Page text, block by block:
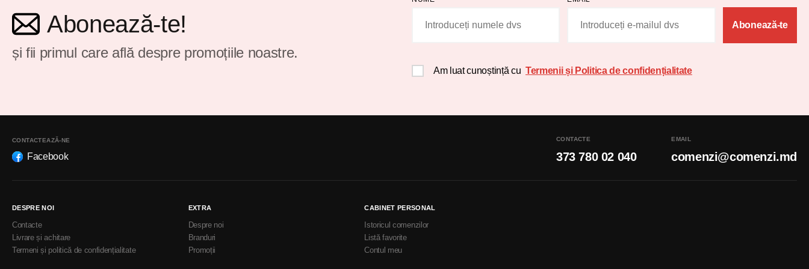
Abonează-te!
și fii primul care află despre promoțiile noastre.
Abonează-te
Am luat cunoștință cu Termenii și Politica de confidențialitate
CONTACTEAZĂ-NE
Facebook
CONTACTE
373 780 02 040
EMAIL
comenzi@comenzi.md
DESPRE NOI
Contacte
Livrare și achitare
Termeni și politică de confidențialitate
EXTRA
Despre noi
Branduri
Promoții
CABINET PERSONAL
Istoricul comenzilor
Listă favorite
Contul meu